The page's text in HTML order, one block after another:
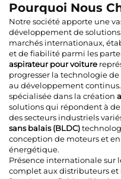
Pourquoi Nous
Notre société apporte une
développement de
marchés internationaux,
et de fiabilité parmi les
aspirateur pour voiture
progresser la technologie
au développement
spécialisée dans la création
solutions qui répondent à
des secteurs industriels
sans balais (BLDC)
conception de moteurs et
énergétique.
Présence internationale sur
complet aux distributeurs